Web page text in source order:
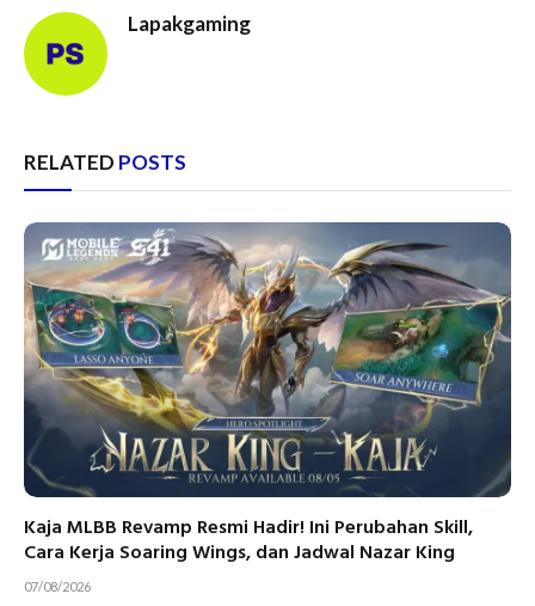
Lapakgaming
RELATED POSTS
Kaja MLBB Revamp Resmi Hadir! Ini Perubahan Skill,
Cara Kerja Soaring Wings, dan Jadwal Nazar King
07/08/2026